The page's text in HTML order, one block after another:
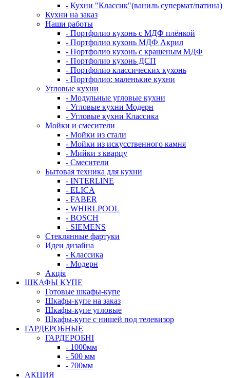
- Кухни "Классик"(ваниль супермат/патина)
Кухни на заказ
Наши работы
- Портфолио кухонь с МДФ плёнкой
- Портфолио кухонь МДФ Акрил
- Портфолио кухонь с крашеным МДФ
- Портфолио кухонь ДСП
- Портфолио классических кухонь
- Портфолио: маленькие кухни
Угловые кухни
- Модульные угловые кухни
- Угловые кухни Модерн
- Угловые кухни Классика
Мойки и смесители
- Мойки из стали
- Мойки из искусственного камня
- Мийки з кварцу
- Смесители
Бытовая техника для кухни
- INTERLINE
- ELICA
- FABER
- WHIRLPOOL
- BOSCH
- SIEMENS
Стеклянные фартуки
Идеи дизайна
- Класcика
- Модерн
Акція
ШКАФЫ КУПЕ
Готовые шкафы-купе
Шкафы-купе на заказ
Шкафы-купе угловые
Шкафы-купе с нишей под телевизор
ГАРДЕРОБНЫЕ
ГАРДЕРОБНІ
- 1000мм
- 500 мм
- 700мм
АКЦИЯ